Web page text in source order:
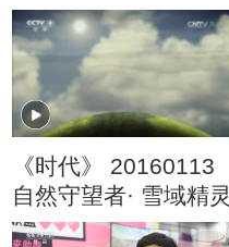
临海谜城
《时代》 20160113
自然守望者· 雪域精灵